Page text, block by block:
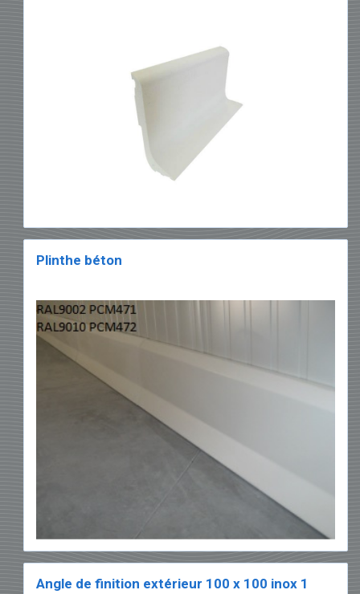
Plinthe béton
Angle de finition extérieur 100 x 100 inox 1